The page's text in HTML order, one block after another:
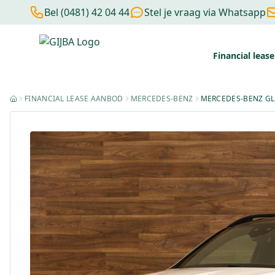
Bel (0481) 42 04 44 Stel je vraag via Whatsapp
Financial lease
Financial lease berekenenNegatieve BKRZonder BKR
FINANCIAL LEASE AANBOD MERCEDES-BENZ MERCEDES-BENZ